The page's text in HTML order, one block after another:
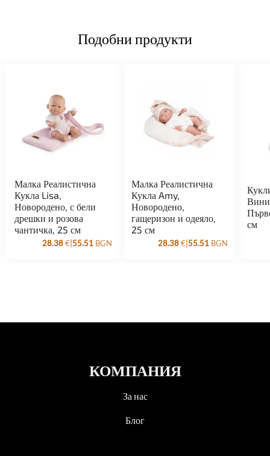
Подобни продукти
Малка Реалистична
Кукла Lisa,
Новородено, с бели
дрешки и розова
чантичка, 25 см
28.38€|55.51 BGN
Малка Реалистична
Кукла Amy,
Новородено,
гащеризон и одеяло,
25 см
28.38€|55.51 BGN
см
КОМПАНИЯ
За нас
Блог